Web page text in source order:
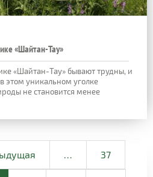
«Шайтан-Тау»
«Шайтан-Тау» бывают трудны, и
этом уникальном уголке
не становится менее
… 37